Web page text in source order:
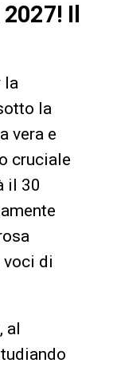
Il
la
la
vera e
cruciale
il 30
di